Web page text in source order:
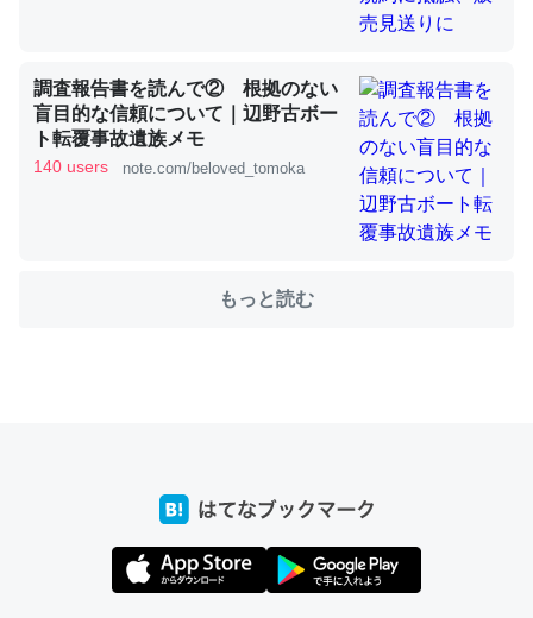
─たまにLINEするくらいだった遠方の父67歳と僕。ITツール導入で
コミュニケーションが劇的に変化した｜tayorini by LIFULL介護
ちょうど同じ理由でEcho Show 8を設定中でした。Prime
とかSpotifyを支払う孝行もできる。一生で親と会える残
り時間を日数にすると1週間とかの人が多いそうだけど、
─たまにLINEするくらいだった遠方の父67歳と僕。ITツール導入で
たいなのでネット環境作ったけどAlexaしか使わないので
https://toyoshi.hatenablog.com/entry/2019/05/15/1805
調査報告書を読んで② 根拠のない
盲目的な信頼について｜辺野古ボー
ト転覆事故遺族メモ
140 users note.com/beloved_tomoka
もっと読む